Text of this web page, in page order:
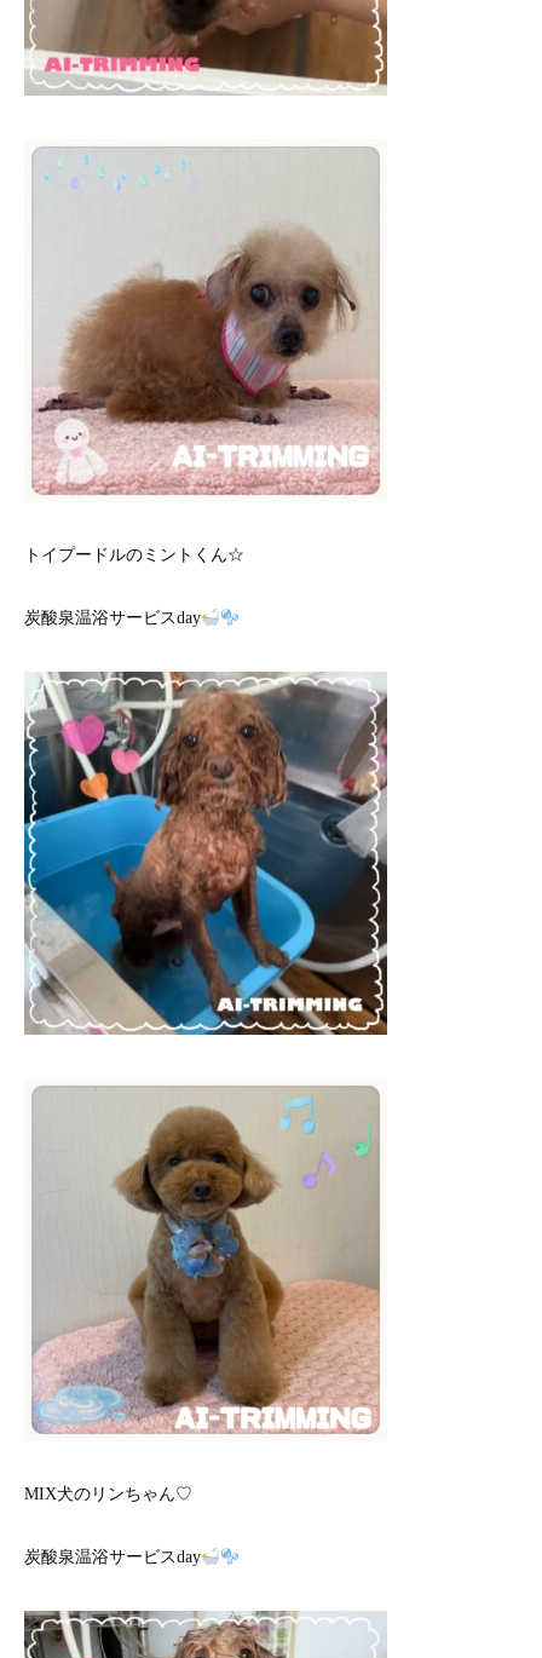
トイプードルのミントくん☆
炭酸泉温浴サービスday
MIX犬のリンちゃん♡
炭酸泉温浴サービスday